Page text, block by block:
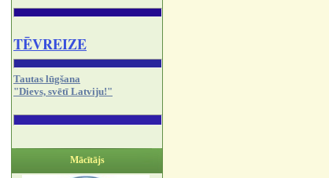
TĒVREIZE
Tautas lūgšana
"Dievs, svētī Latviju!"
Mācītājs